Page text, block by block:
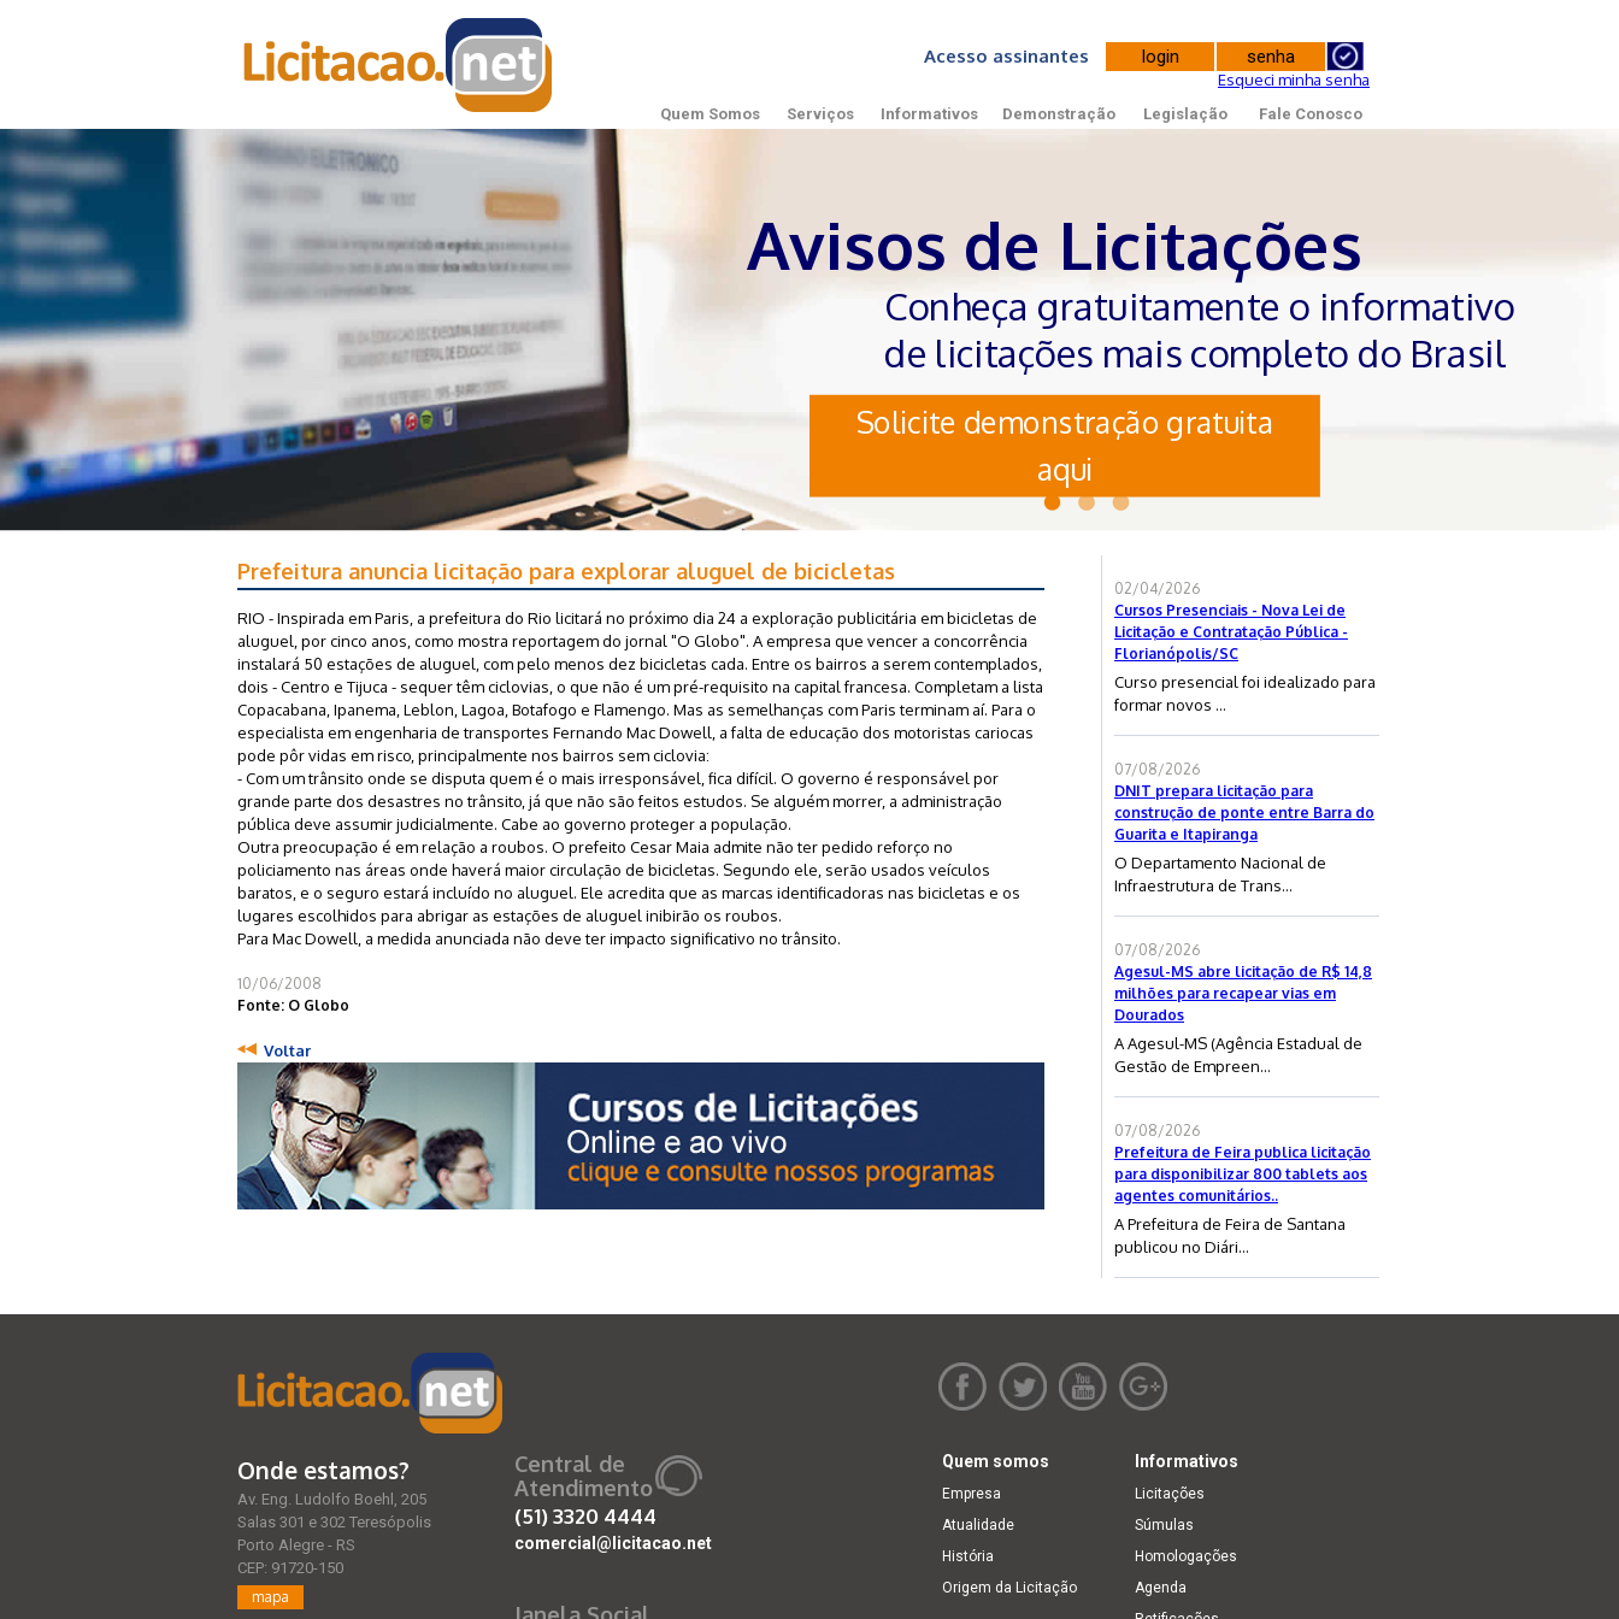
Acesso assinantes
Esqueci minha senha
Quem Somos Serviços Informativos Demonstração Legislação Fale Conosco
Avisos de Licitações
Conheça gratuitamente o informativo
de licitações mais completo do Brasil
Solicite demonstração gratuita
aqui
Prefeitura anuncia licitação para explorar aluguel de bicicletas
RIO - Inspirada em Paris, a prefeitura do Rio licitará no próximo dia 24 a exploração publicitária em bicicletas de
aluguel, por cinco anos, como mostra reportagem do jornal "O Globo". A empresa que vencer a concorrência
instalará 50 estações de aluguel, com pelo menos dez bicicletas cada. Entre os bairros a serem contemplados,
dois - Centro e Tijuca - sequer têm ciclovias, o que não é um pré-requisito na capital francesa. Completam a lista
Copacabana, Ipanema, Leblon, Lagoa, Botafogo e Flamengo. Mas as semelhanças com Paris terminam aí. Para o
especialista em engenharia de transportes Fernando Mac Dowell, a falta de educação dos motoristas cariocas
pode pôr vidas em risco, principalmente nos bairros sem ciclovia:
- Com um trânsito onde se disputa quem é o mais irresponsável, fica difícil. O governo é responsável por
grande parte dos desastres no trânsito, já que não são feitos estudos. Se alguém morrer, a administração
pública deve assumir judicialmente. Cabe ao governo proteger a população.
Outra preocupação é em relação a roubos. O prefeito Cesar Maia admite não ter pedido reforço no
policiamento nas áreas onde haverá maior circulação de bicicletas. Segundo ele, serão usados veículos
baratos, e o seguro estará incluído no aluguel. Ele acredita que as marcas identificadoras nas bicicletas e os
lugares escolhidos para abrigar as estações de aluguel inibirão os roubos.
Para Mac Dowell, a medida anunciada não deve ter impacto significativo no trânsito.
10/06/2008
Fonte: O Globo
Voltar
02/04/2026
Cursos Presenciais - Nova Lei de
Licitação e Contratação Pública -
Florianópolis/SC
Curso presencial foi idealizado para
formar novos ...
07/08/2026
DNIT prepara licitação para
construção de ponte entre Barra do
Guarita e Itapiranga
O Departamento Nacional de
Infraestrutura de Trans...
07/08/2026
Agesul-MS abre licitação de R$ 14,8
milhões para recapear vias em
Dourados
A Agesul-MS (Agência Estadual de
Gestão de Empreen...
07/08/2026
Prefeitura de Feira publica licitação
para disponibilizar 800 tablets aos
agentes comunitários..
A Prefeitura de Feira de Santana
publicou no Diári...
Onde estamos?
Av. Eng. Ludolfo Boehl, 205
Salas 301 e 302 Teresópolis
Porto Alegre - RS
CEP: 91720-150
mapa
Central de
Atendimento
(51)3320 4444
comercial@licitacao.net
Quem somos
Empresa
Atualidade
História
Origem da Licitação
Informativos
Licitações
Súmulas
Homologações
Agenda